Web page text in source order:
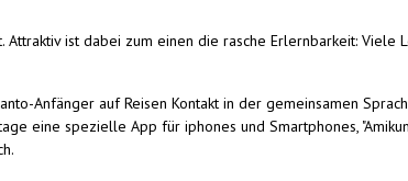
ist dabei zum einen die rasche Erlernbarkeit: Viele
Anfänger auf Reisen Kontakt in der gemeinsamen
eine spezielle App für iphones und Smartphones,